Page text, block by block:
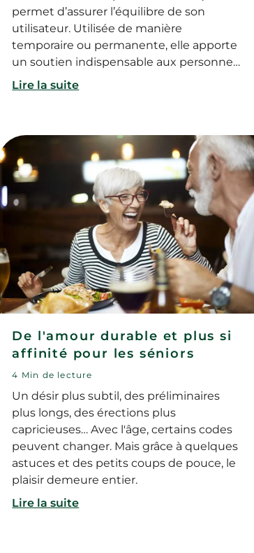
permet d’assurer l’équilibre de son
utilisateur. Utilisée de manière
temporaire ou permanente, elle apporte
un soutien indispensable aux personnes
à mobilité réduite. Canne pliable ou avec
adaptée à ses besoins ? Quels sont les
différents types de cannes proposées
aujourd’hui sur le marché ? Où trouver
une canne et quel est le prix de ce
dispositif médical ?
Lire la suite
De l'amour durable et plus si
affinité pour les séniors
4 Min de lecture
Un désir plus subtil, des préliminaires
plus longs, des érections plus
capricieuses… Avec l'âge, certains codes
peuvent changer. Mais grâce à quelques
astuces et des petits coups de pouce, le
plaisir demeure entier.
Lire la suite